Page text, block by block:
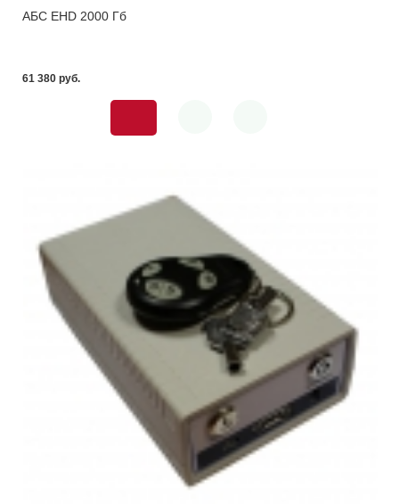
АБС EHD 2000 Гб
61 380 pуб.